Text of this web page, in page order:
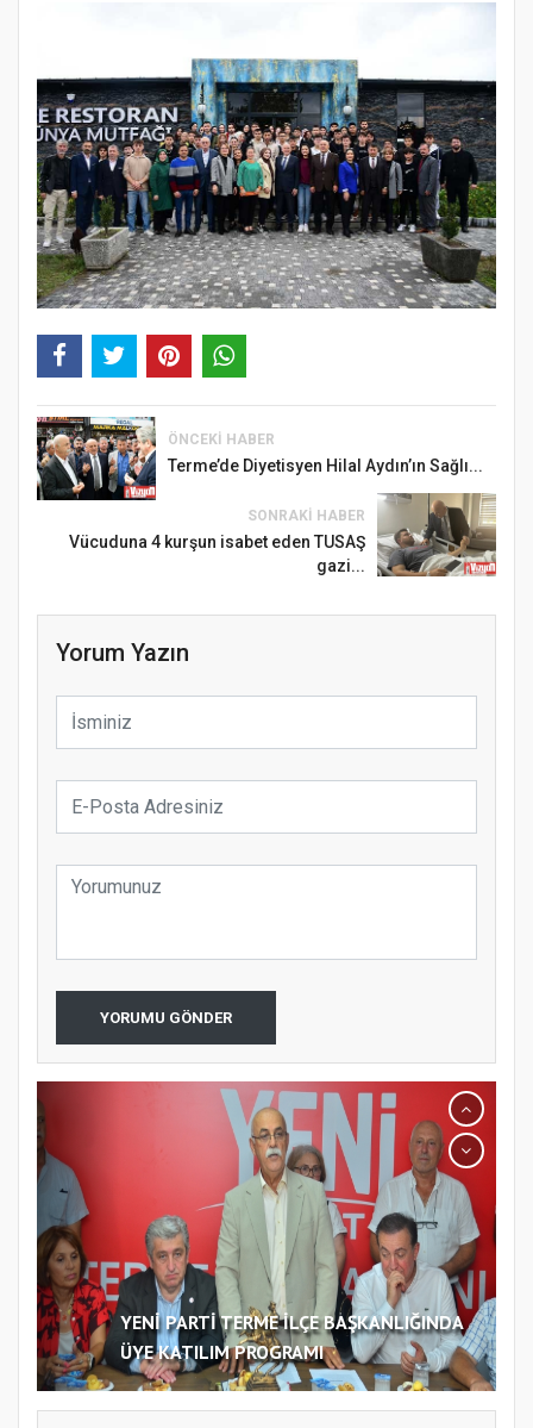
ÖNCEKI HABER
Terme’de Diyetisyen Hilal Aydın’ın Sağlı...
SONRAKI HABER
Vücuduna 4 kurşun isabet eden TUSAŞ
gazi...
Yorum Yazın
YORUMU GÖNDER
YENİ PARTİ TERME İLÇE BAŞKANLIĞINDA
ÜYE KATILIM PROGRAMI